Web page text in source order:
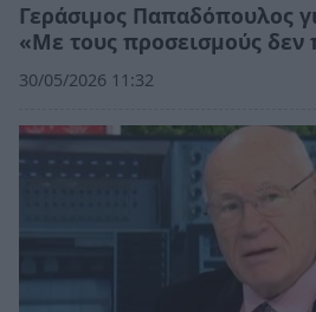
Γεράσιμος Παπαδόπουλος
«Με τους προσεισμούς δεν
30/05/2026 11:32